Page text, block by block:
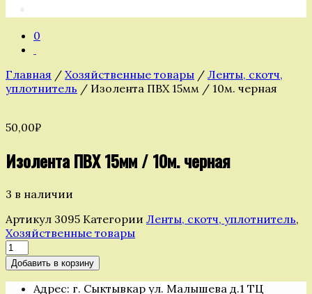
0
Главная / Хозяйственные товары / Ленты, скотч,
уплотнитель / Изолента ПВХ 15мм / 10м. черная
50,00₽
Изолента ПВХ 15мм / 10м. черная
3 в наличии
Артикул 3095 Категории Ленты, скотч, уплотнитель,
Хозяйственные товары
Количество
товара
Изолента
ПВХ
Добавить в корзину
Адрес: г. Сыктывкар ул. Малышева д.1 ТЦ